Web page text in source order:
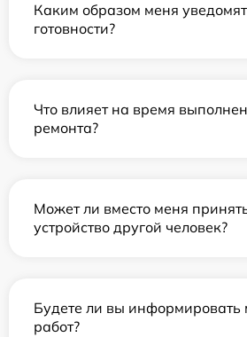
Каким образом меня
готовности?
Что влияет на время
ремонта?
Может ли вместо меня
устройство другой человек?
Будете ли вы информировать
работ?